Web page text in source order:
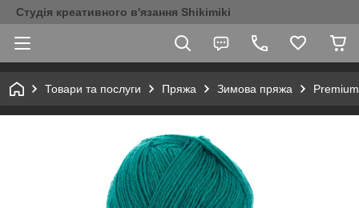
Студія креативного в'язання Shikimiki
Товари та послуги Пряжа Зимова пряжа